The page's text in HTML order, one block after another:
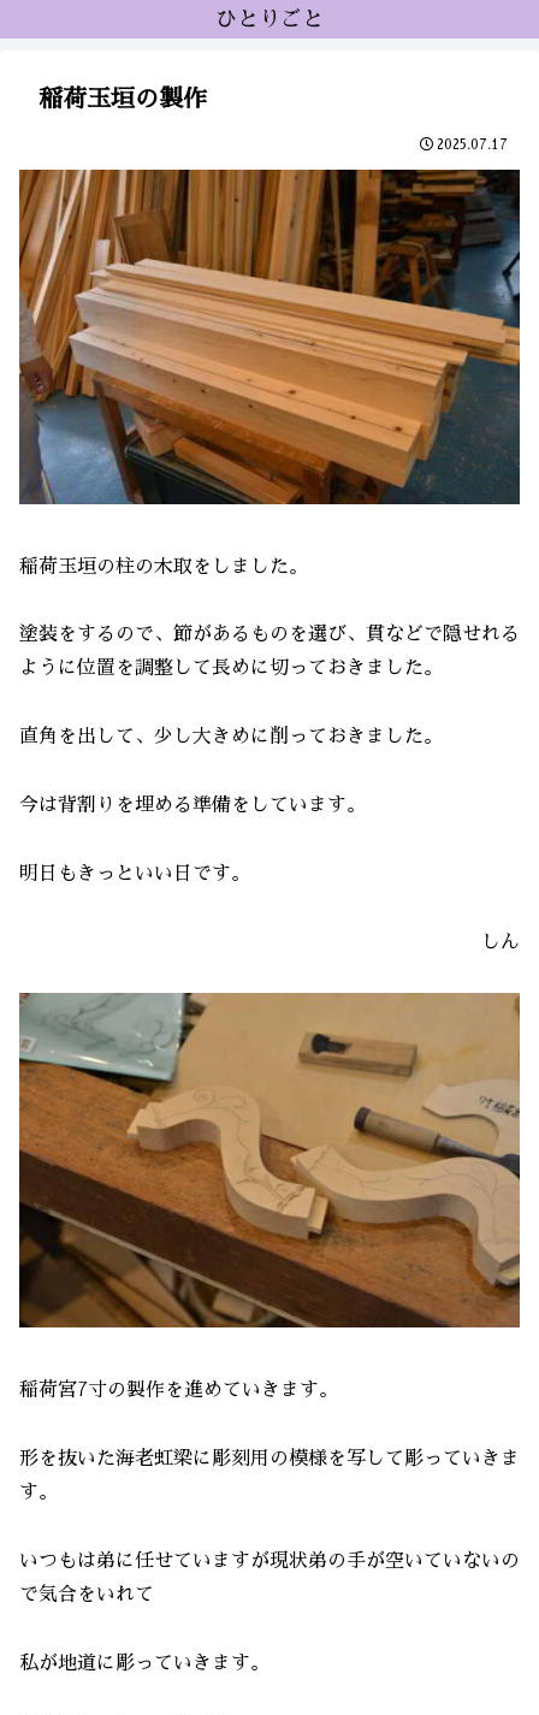
ひとりごと
稲荷玉垣の製作
2025.07.17
稲荷玉垣の柱の木取をしました。
塗装をするので、節があるものを選び、貫などで隠せれる
ように位置を調整して長めに切っておきました。
直角を出して、少し大きめに削っておきました。
今は背割りを埋める準備をしています。
明日もきっといい日です。
しん
稲荷宮7寸の製作を進めていきます。
形を抜いた海老虹梁に彫刻用の模様を写して彫っていきま
す。
いつもは弟に任せていますが現状弟の手が空いていないの
で気合をいれて
私が地道に彫っていきます。